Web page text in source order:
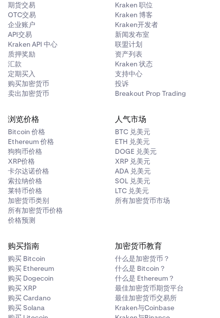
期货交易
OTC交易
企业账户
API交易
Kraken API 中心
质押奖励
汇款
定期买入
购买加密货币
卖出加密货币
Kraken 职位
Kraken 博客
Kraken开发者
新闻发布室
联盟计划
资产列表
Kraken 状态
支持中心
投诉
Breakout Prop Trading
浏览价格
Bitcoin 价格
Ethereum 价格
狗狗币价格
XRP价格
卡尔达诺价格
索拉纳价格
莱特币价格
加密货币类别
所有加密货币价格
价格预测
人气市场
BTC 兑美元
ETH 兑美元
DOGE 兑美元
XRP 兑美元
ADA 兑美元
SOL 兑美元
LTC 兑美元
所有加密货币市场
购买指南
购买 Bitcoin
购买 Ethereum
购买 Dogecoin
购买 XRP
购买 Cardano
购买 Solana
加密货币教育
什么是加密货币？
什么是 Bitcoin？
什么是 Ethereum？
最佳加密货币期货平台
最佳加密货币交易所
Kraken与Coinbase